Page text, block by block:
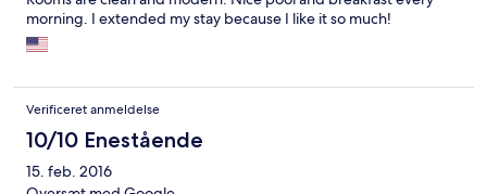
morning. I extended my stay because I like it so much!
Verificeret anmeldelse
10/10 Enestående
15. feb. 2016